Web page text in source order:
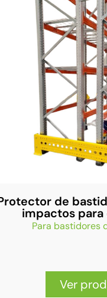
de
impactos
Para bastidores
Ver